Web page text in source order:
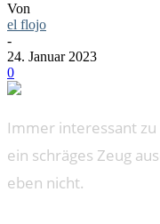
Von
el flojo
-
24. Januar 2023
0
Immer interessant
ein schräges Zeug
eben nicht.